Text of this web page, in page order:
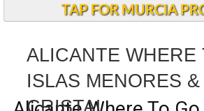
TAP FOR MURCIA
ALICANTE WHERE
ISLAS MENORES
CRISTAL